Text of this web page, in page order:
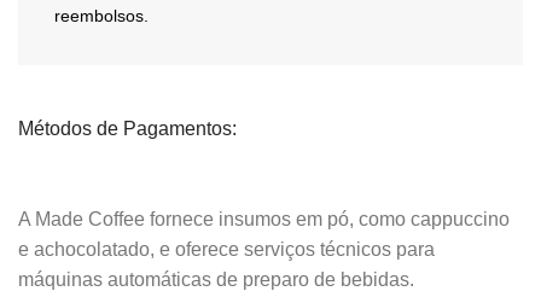
reembolsos.
Métodos de Pagamentos:
A Made Coffee fornece insumos em pó, como cappuccino
e achocolatado, e oferece serviços técnicos para
máquinas automáticas de preparo de bebidas.